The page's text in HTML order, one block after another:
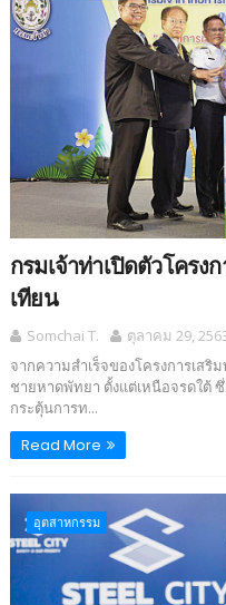
กรมเจ้าท่าเปิดตัวโครง
เทียน
Somchai T.
ตุลาคม 29,
จากความสำเร็จของโครงการเส
ชายหาดพัทยา ตั้งแต่เหนือจรดใต้
กระตุ้นการท...
Read More
อุตสาหกรรม